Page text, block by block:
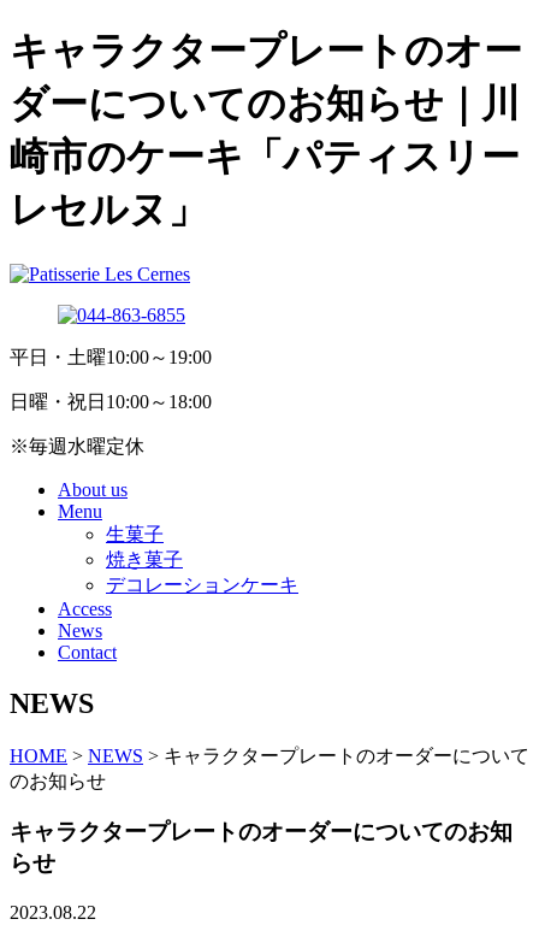
キャラクタープレートのオー
ダーについてのお知らせ｜川
崎市のケーキ「パティスリー
レセルヌ」
平日・土曜10:00～19:00
日曜・祝日10:00～18:00
※毎週水曜定休
About us
Menu
生菓子
焼き菓子
デコレーションケーキ
Access
News
Contact
NEWS
HOME > NEWS > キャラクタープレートのオーダーについて
のお知らせ
キャラクタープレートのオーダーについてのお知
らせ
2023.08.22